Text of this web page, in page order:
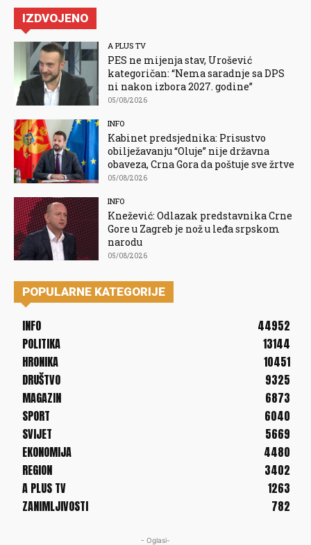
IZDVOJENO
A PLUS TV
PES ne mijenja stav, Urošević
kategoričan: “Nema saradnje sa DPS
ni nakon izbora 2027. godine”
05/08/2026
INFO
Kabinet predsjednika: Prisustvo
obilježavanju “Oluje” nije državna
obaveza, Crna Gora da poštuje sve žrtve
05/08/2026
INFO
Knežević: Odlazak predstavnika Crne
Gore u Zagreb je nož u leđa srpskom
narodu
05/08/2026
POPULARNE KATEGORIJE
INFO
44952
POLITIKA
13144
HRONIKA
10451
DRUŠTVO
9325
MAGAZIN
6873
SPORT
6040
SVIJET
5669
EKONOMIJA
4480
REGION
3402
A PLUS TV
1263
ZANIMLJIVOSTI
782
- Oglasi-